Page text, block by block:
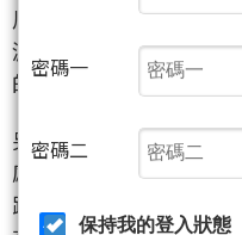
川普說：「我認為（伊
滅他們的海軍，殲滅他
的領袖。」
另一方面，川普對美國
感到驚訝，原本認為道
跌兩成，油價上看每桶
密碼一
密碼二
保持我的登入狀態